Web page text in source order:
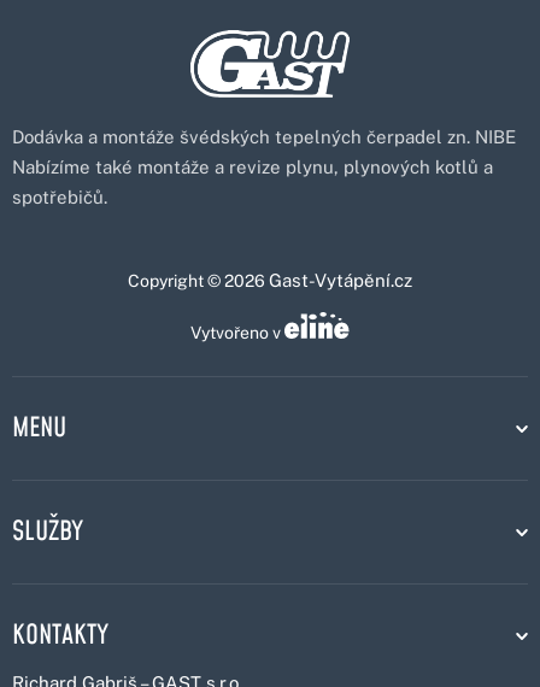
Dodávka a montáže švédských tepelných čerpadel zn. NIBE
Nabízíme také montáže a revize plynu, plynových kotlů a
spotřebičů.
Copyright © 2026 Gast-Vytápění.cz
Vytvořeno v
MENU
SLUŽBY
KONTAKTY
Richard Gabriš – GAST s.r.o.